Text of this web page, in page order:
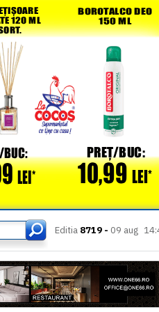
Editia 8719 - 09 aug